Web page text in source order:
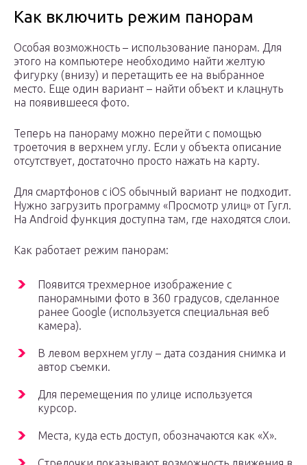
Как включить режим панорам
Особая возможность – использование панорам. Для
этого на компьютере необходимо найти желтую
фигурку (внизу) и перетащить ее на выбранное
место. Еще один вариант – найти объект и клацнуть
на появившееся фото.
Теперь на панораму можно перейти с помощью
троеточия в верхнем углу. Если у объекта описание
отсутствует, достаточно просто нажать на карту.
Для смартфонов с iOS обычный вариант не подходит.
Нужно загрузить программу «Просмотр улиц» от Гугл.
На Android функция доступна там, где находятся слои.
Как работает режим панорам:
Появится трехмерное изображение с
панорамными фото в 360 градусов, сделанное
ранее Google (используется специальная веб
камера).
В левом верхнем углу – дата создания снимка и
автор съемки.
Для перемещения по улице используется
курсор.
Места, куда есть доступ, обозначаются как «Х».